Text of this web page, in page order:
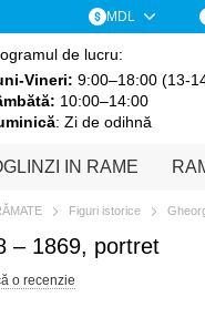
MDL
de lucru:
Vineri: 9:00–18:00 (13-
10:00–14:00
: Zi de odihnă
IN RAME
Figuri istorice
– 1869, portret
o recenzie